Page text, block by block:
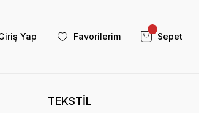
Yap Favorilerim Sepet
TEKSTİL